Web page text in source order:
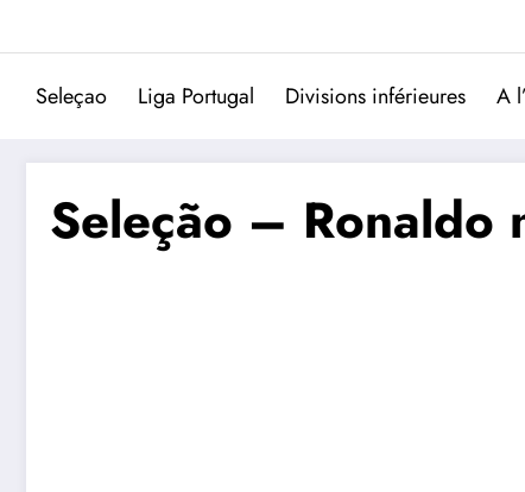
Seleçao Liga Portugal Divisions inférieures A
Seleção – Ronaldo